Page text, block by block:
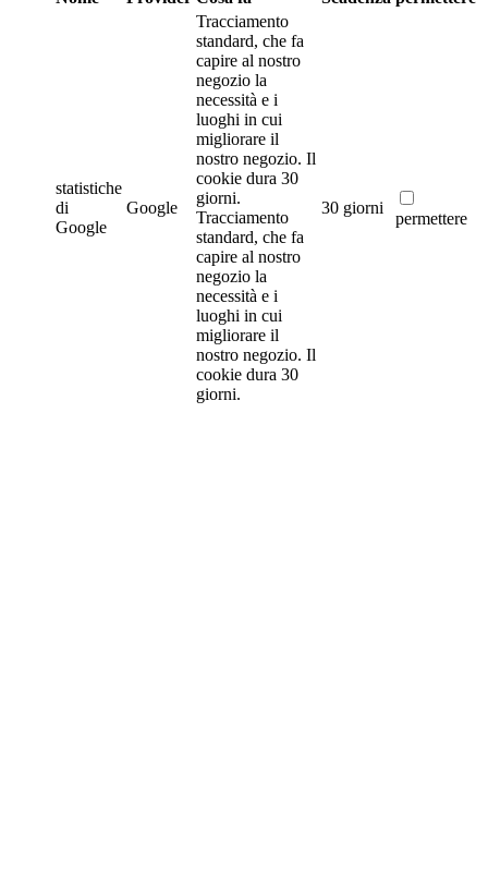
statistiche
di
Google
Google
Tracciamento
standard, che fa
capire al nostro
negozio la
necessità e i
luoghi in cui
migliorare il
nostro negozio. Il
cookie dura 30
giorni.
Tracciamento
standard, che fa
capire al nostro
negozio la
necessità e i
luoghi in cui
migliorare il
nostro negozio. Il
cookie dura 30
giorni.
30 giorni
permettere